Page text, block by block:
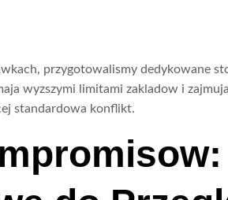
przygotowalismy dedykowane
wyzszymi limitami zakladow i
standardowa konflikt.